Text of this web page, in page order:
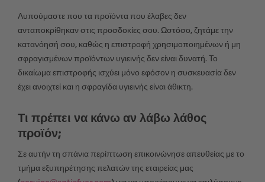
Λυπούμαστε που τα προϊόντα που έλαβες δεν
ανταποκρίθηκαν στις προσδοκίες σου. Ωστόσο, ζητάμε την
κατανόησή σου, καθώς η επιστροφή χρησιμοποιημένων ή μη
σφραγισμένων προϊόντων υγιεινής δεν είναι δυνατή. Το
δικαίωμα επιστροφής ισχύει μόνο εφόσον η συσκευασία δεν
έχει ανοιχτεί και η σφραγίδα υγιεινής είναι άθικτη.
Τι πρέπει να κάνω αν λάβω λάθος
προϊόν;
Σε αυτήν τη σπάνια περίπτωση επικοινώνησε απευθείας με το
τμήμα εξυπηρέτησης πελατών της εταιρείας μας